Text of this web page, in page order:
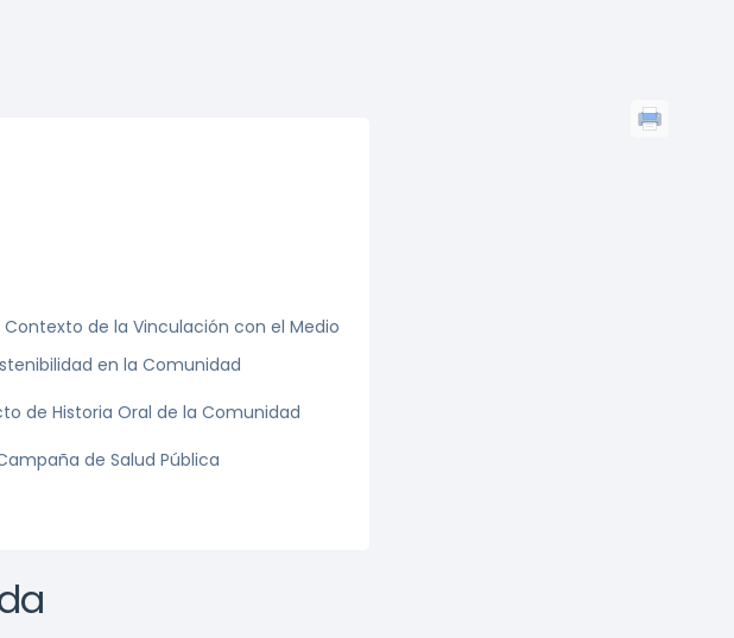
de la Vinculación con el Medio
en la Comunidad
de Historia Oral de la Comunidad
de Salud Pública